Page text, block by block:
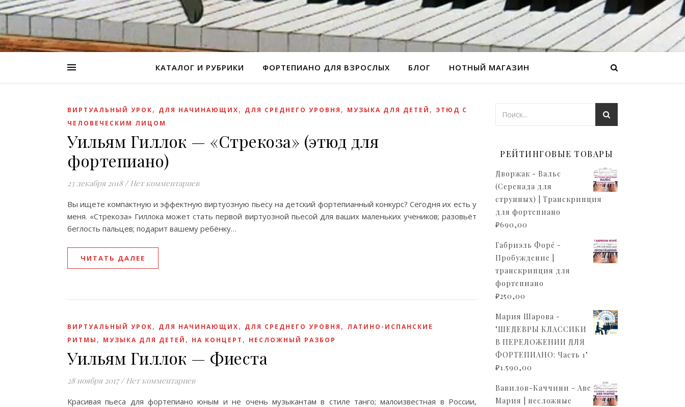
КАТАЛОГ И РУБРИКИ ФОРТЕПИАНО ДЛЯ ВЗРОСЛЫХ БЛОГ НОТНЫЙ МАГАЗИН
ВИРТУАЛЬНЫЙ УРОК, ДЛЯ НАЧИНАЮЩИХ, ДЛЯ СРЕДНЕГО УРОВНЯ , МУЗЫКА ДЛЯ ДЕТЕЙ , ЭТЮД С
ЧЕЛОВЕЧЕСКИМ ЛИЦОМ
Уильям Гиллок — «Стрекоза» (этюд для
фортепиано)
23 декабря 2018 / Нет комментариев
Bы ищете компактную и эффектную виртуозную пьесу на детский фортепианный конкурс? Сегодня их есть у
меня. «Стрекоза» Гиллока может стать первой виртуозной пьесой для ваших маленьких учеников; разовьёт
беглость пальцев; подарит вашему ребёнку…
ЧИТАТЬ ДАЛЕЕ
ВИРТУАЛЬНЫЙ УРОК, ДЛЯ НАЧИНАЮЩИХ, ДЛЯ СРЕДНЕГО УРОВНЯ , ЛАТИНО-ИСПАНСКИЕ
РИТМЫ , МУЗЫКА ДЛЯ ДЕТЕЙ , НА КОНЦЕРТ , НЕСЛОЖНЫЙ РАЗБОР
Уильям Гиллок — Фиеста
28 ноября 2017 / Нет комментариев
Красивая пьеса для фортепиано юным и не очень музыкантам в стиле танго; малоизвестная в России,
РЕЙТИНГОВЫЕ ТОВАРЫ
Дворжак - Вальс
(Серенада для
струнных) | Транскрипция
для фортепиано
₽690,00
Габриэль Форé -
Пробуждение |
транскрипция для
фортепиано
₽250,00
Мария Шарова -
"ШЕДЕВРЫ КЛАССИКИ
В ПЕРЕЛОЖЕНИИ ДЛЯ
ФОРТЕПИАНО: Часть 1"
₽1.590,00
Вавилов-Каччини - Аве
Мария | несложные